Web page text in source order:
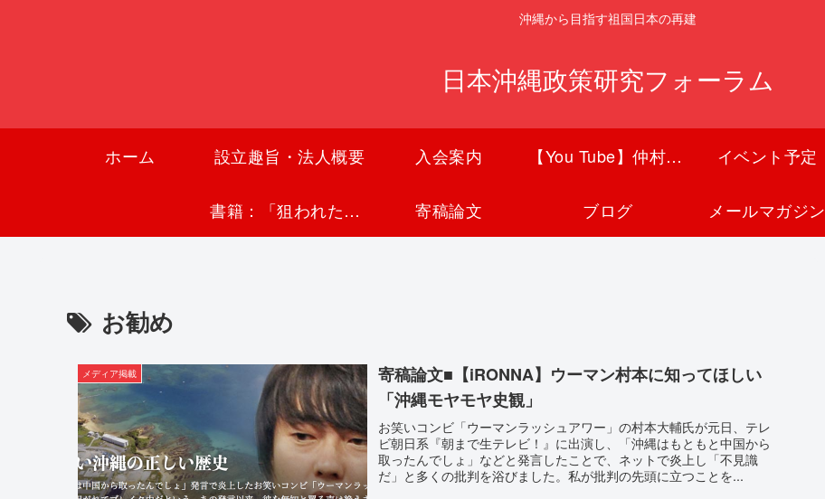
沖縄から目指す祖国日本の再建
日本沖縄政策研究フォーラム
ホーム 設立趣旨・法人概要 入会案内 【You Tube】仲村覚チャンネル イベント予定
書籍：「狙われた沖縄〜真実の沖縄史が日本を救う〜」 寄稿論文 ブログ メールマガジン
お勧め
メディア掲載
寄稿論文■【iRONNA】ウーマン村本に知ってほしい
「沖縄モヤモヤ史観」
お笑いコンビ「ウーマンラッシュアワー」の村本大輔氏が元日、テレ
ビ朝日系『朝まで生テレビ！』に出演し、「沖縄はもともと中国から
取ったんでしょ」などと発言したことで、ネットで炎上し「不見識
だ」と多くの批判を浴びました。私が批判の先頭に立つことを...